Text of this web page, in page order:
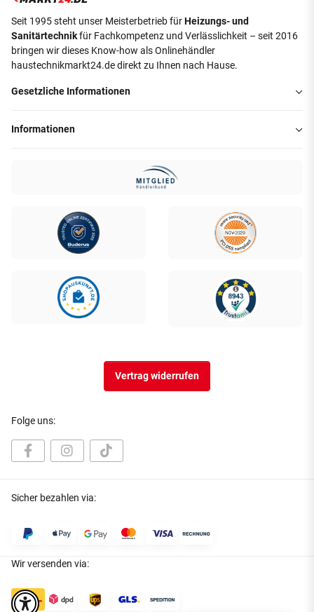
Seit 1995 steht unser Meisterbetrieb fürHeizungs- und
Sanitärtechnikfür Fachkompetenz und Verlässlichkeit – seit 2016
bringen wir dieses Know-how als Onlinehändler
haustechnikmarkt24.de direkt zu Ihnen nach Hause.
Gesetzliche Informationen
Informationen
Vertrag widerrufen
Folge uns:
Sicher bezahlen via:
Wir versenden via: